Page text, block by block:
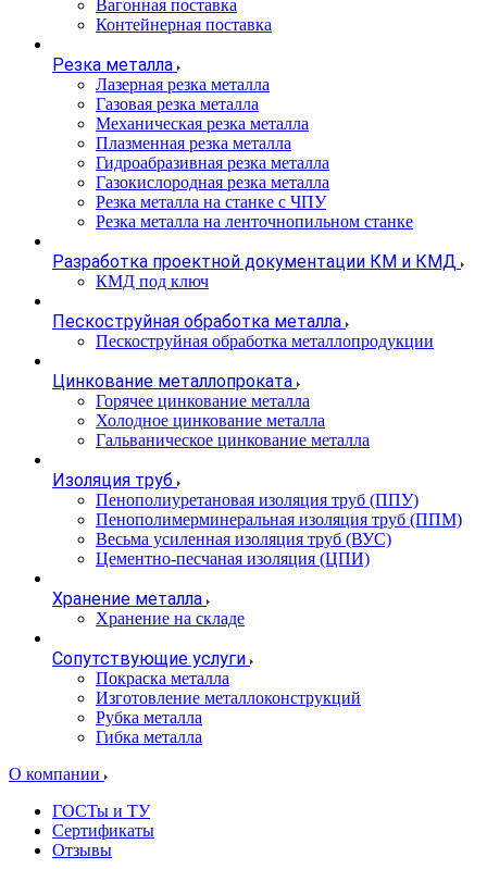
Вагонная поставка
Контейнерная поставка
Резка металла
Лазерная резка металла
Газовая резка металла
Механическая резка металла
Плазменная резка металла
Гидроабразивная резка металла
Газокислородная резка металла
Резка металла на станке с ЧПУ
Резка металла на ленточнопильном станке
Разработка проектной документации КМ и КМД
КМД под ключ
Пескоструйная обработка металла
Пескоструйная обработка металлопродукции
Цинкование металлопроката
Горячее цинкование металла
Холодное цинкование металла
Гальваническое цинкование металла
Изоляция труб
Пенополиуретановая изоляция труб (ППУ)
Пенополимерминеральная изоляция труб (ППМ)
Весьма усиленная изоляция труб (ВУС)
Цементно-песчаная изоляция (ЦПИ)
Хранение металла
Хранение на складе
Сопутствующие услуги
Покраска металла
Изготовление металлоконструкций
Рубка металла
Гибка металла
О компании
ГОСТы и ТУ
Сертификаты
Отзывы